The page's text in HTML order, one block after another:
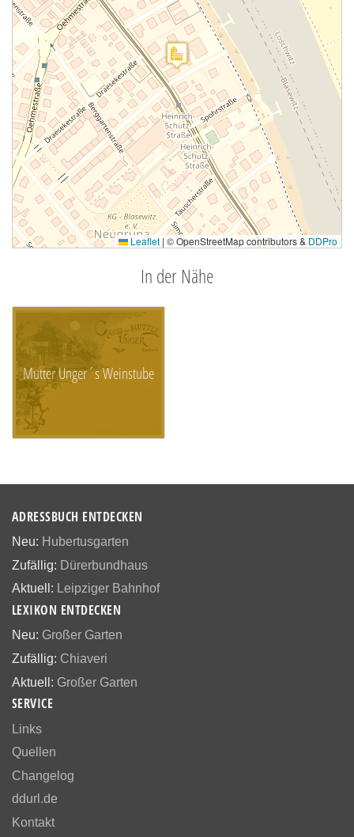
Leaflet | © OpenStreetMap contributors &DDPro
In der Nähe
Mutter Unger´s Weinstube
ADRESSBUCH ENTDECKEN
Neu: Hubertusgarten
Zufällig: Dürerbundhaus
Aktuell: Leipziger Bahnhof
LEXIKON ENTDECKEN
Neu: Großer Garten
Zufällig: Chiaveri
Aktuell: Großer Garten
SERVICE
Links
Quellen
Changelog
ddurl.de
Kontakt